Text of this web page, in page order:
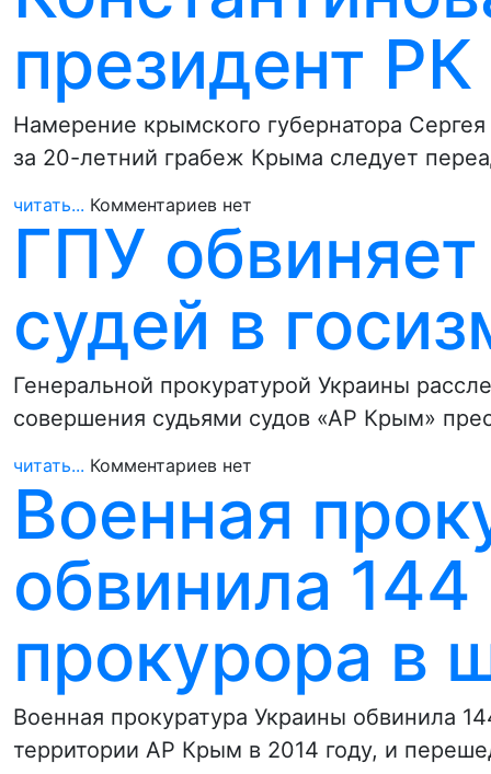
президент РК
Намерение крымского губернатора
за 20-летний грабеж Крыма следует
читать... Комментариев нет
ГПУ
судей в
Генеральной прокуратурой Украины
совершения судьями судов «АР Крым»
читать... Комментариев нет
Военная
обвинила
прокурора в
Военная прокуратура Украины обвинила
территории АР Крым в 2014 году, и